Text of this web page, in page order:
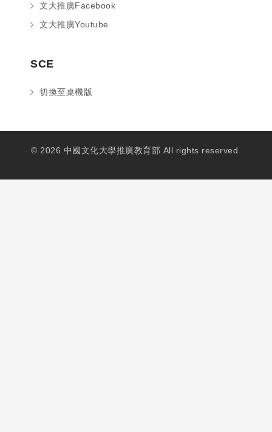
文大推廣Facebook
文大推廣Youtube
SCE
切換至桌機版
© 2026 中國文化大學推廣教育部 All rights reserved.